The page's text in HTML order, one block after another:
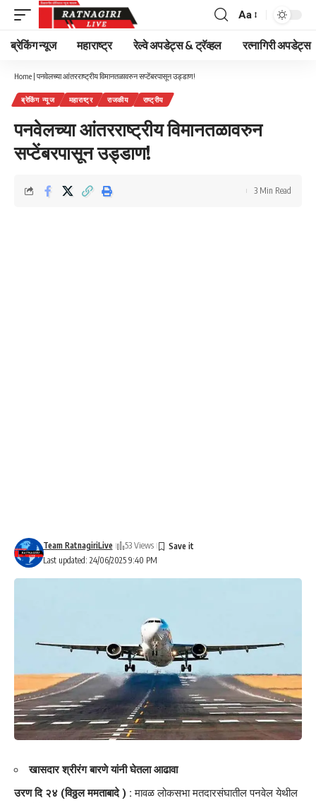
Font
Resizer
Aa
ब्रेकिंग न्यूज महाराष्ट्र रेल्वे अपडेट्स & ट्रॅव्हल रत्नागिरी अपडेट्स
Home | पनवेलच्या आंतरराष्ट्रीय विमानतळावरुन सप्टेंबरपासून उड्डाण!
ब्रेकिंग न्यूज महाराष्ट्र राजकीय राष्ट्रीय
पनवेलच्या आंतरराष्ट्रीय विमानतळावरुन
सप्टेंबरपासून उड्डाण!
Last updated: 24/06/2025 9:40 PM
Team RatnagiriLive 53 Views
3 Min Read
खासदार श्रीरंग बारणे यांनी घेतला आढावा
उरण दि २४ (विठ्ठल ममताबादे ) : मावळ लोकसभा मतदारसंघातील पनवेल येथील